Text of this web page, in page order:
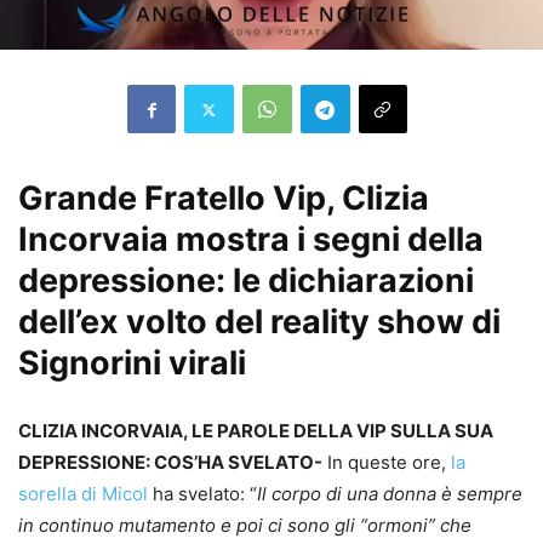
Grande Fratello Vip, Clizia
Incorvaia mostra i segni della
depressione: le dichiarazioni
dell’ex volto del reality show di
Signorini virali
CLIZIA INCORVAIA, LE PAROLE DELLA VIP SULLA SUA
DEPRESSIONE: COS’HA SVELATO- In queste ore, la
sorella di Micol ha svelato: “Il corpo di una donna è sempre
in continuo mutamento e poi ci sono gli “ormoni” che